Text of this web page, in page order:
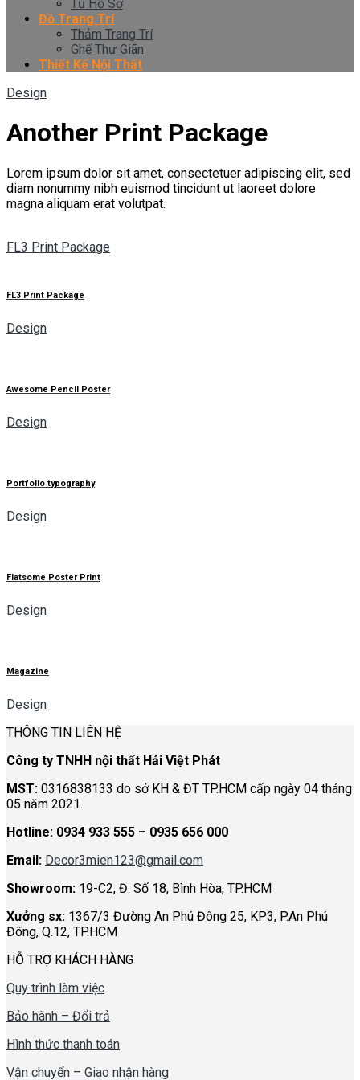
Tủ Hồ Sơ
Đồ Trang Trí
Thảm Trang Trí
Ghế Thư Giãn
Thiết Kế Nội Thất
Design
Another Print Package
Lorem ipsum dolor sit amet, consectetuer adipiscing elit, sed
diam nonummy nibh euismod tincidunt ut laoreet dolore
magna aliquam erat volutpat.
FL3 Print Package
FL3 Print Package
Design
Awesome Pencil Poster
Design
Portfolio typography
Design
Flatsome Poster Print
Design
Magazine
Design
THÔNG TIN LIÊN HỆ
Công ty TNHH nội thất Hải Việt Phát
MST: 0316838133 do sở KH & ĐT TP.HCM cấp ngày 04 tháng
05 năm 2021.
Hotline: 0934 933 555 – 0935 656 000
Email: Decor3mien123@gmail.com
Showroom: 19-C2, Đ. Số 18, Bình Hòa, TP.HCM
Xưởng sx: 1367/3 Đường An Phú Đông 25, KP3, P.An Phú
Đông, Q.12, TP.HCM
HỖ TRỢ KHÁCH HÀNG
Quy trình làm việc
Bảo hành – Đổi trả
Hình thức thanh toán
Vận chuyển – Giao nhận hàng